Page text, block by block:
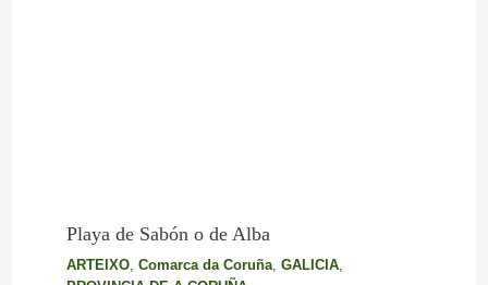
Playa de Sabón o de Alba
ARTEIXO, Comarca da Coruña, GALICIA,